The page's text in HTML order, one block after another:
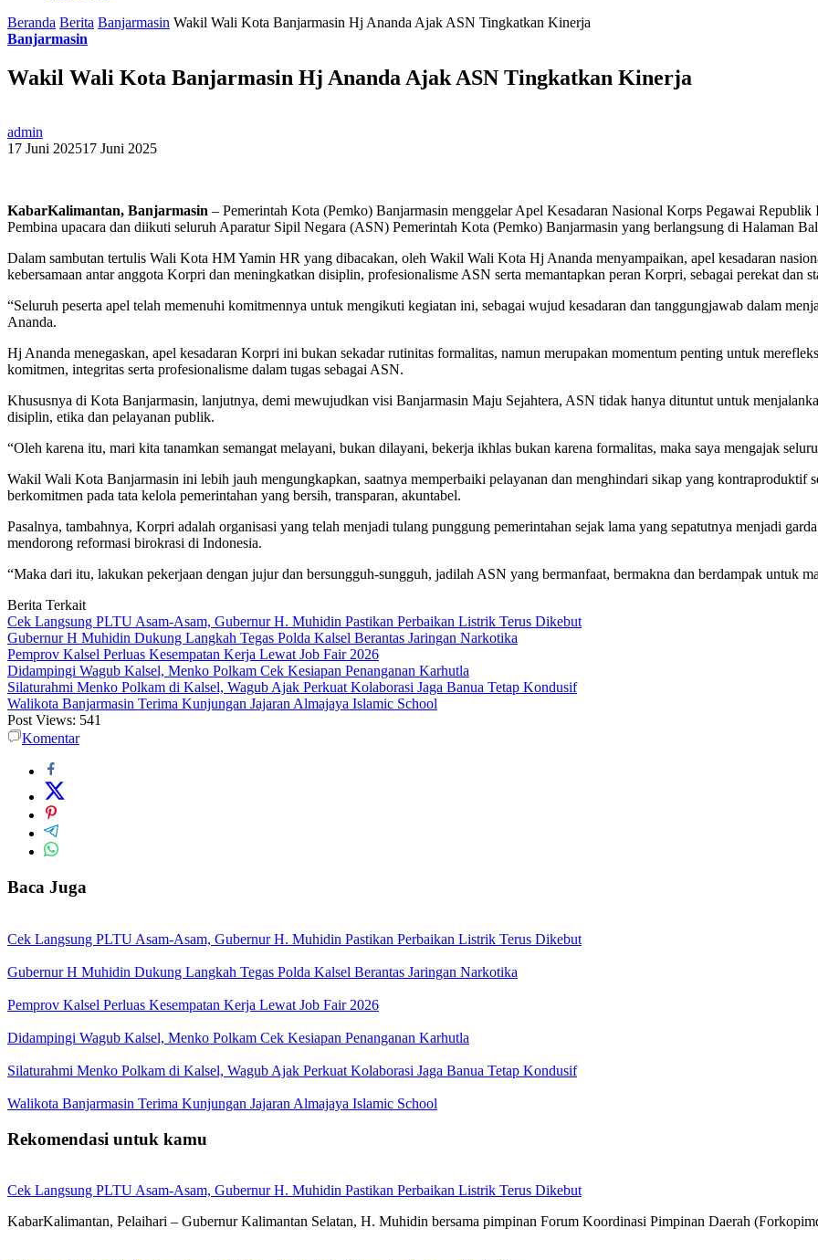
Beranda Berita Banjarmasin Wakil Wali Kota Banjarmasin Hj Ananda Ajak ASN Tingkatkan Kinerja
Banjarmasin
Wakil Wali Kota Banjarmasin Hj Ananda Ajak ASN Tingkatkan Kinerja
admin
17 Juni 202517 Juni 2025
KabarKalimantan, Banjarmasin – Pemerintah Kota (Pemko) Banjarmasin menggelar Apel Kesadaran Nasional Korps Pegawai
Pembina upacara dan diikuti seluruh Aparatur Sipil Negara (ASN) Pemerintah Kota (Pemko) Banjarmasin yang berlangsung di Halaman
Dalam sambutan tertulis Wali Kota HM Yamin HR yang dibacakan, oleh Wakil Wali Kota Hj Ananda menyampaikan, apel kesadaran
kebersamaan antar anggota Korpri dan meningkatkan disiplin, profesionalisme ASN serta memantapkan peran Korpri, sebagai perekat dan
“Seluruh peserta apel telah memenuhi komitmennya untuk mengikuti kegiatan ini, sebagai wujud kesadaran dan tanggungjawab dalam
Ananda.
Hj Ananda menegaskan, apel kesadaran Korpri ini bukan sekadar rutinitas formalitas, namun merupakan momentum penting untuk
komitmen, integritas serta profesionalisme dalam tugas sebagai ASN.
Khususnya di Kota Banjarmasin, lanjutnya, demi mewujudkan visi Banjarmasin Maju Sejahtera, ASN tidak hanya dituntut untuk
disiplin, etika dan pelayanan publik.
“Oleh karena itu, mari kita tanamkan semangat melayani, bukan dilayani, bekerja ikhlas bukan karena formalitas, maka saya mengajak
Wakil Wali Kota Banjarmasin ini lebih jauh mengungkapkan, saatnya memperbaiki pelayanan dan menghindari sikap yang kontraproduktif
berkomitmen pada tata kelola pemerintahan yang bersih, transparan, akuntabel.
Pasalnya, tambahnya, Korpri adalah organisasi yang telah menjadi tulang punggung pemerintahan sejak lama yang sepatutnya menjadi
mendorong reformasi birokrasi di Indonesia.
“Maka dari itu, lakukan pekerjaan dengan jujur dan bersungguh-sungguh, jadilah ASN yang bermanfaat, bermakna dan berdampak untuk
Berita Terkait
Cek Langsung PLTU Asam-Asam, Gubernur H. Muhidin Pastikan Perbaikan Listrik Terus Dikebut
Gubernur H Muhidin Dukung Langkah Tegas Polda Kalsel Berantas Jaringan Narkotika
Pemprov Kalsel Perluas Kesempatan Kerja Lewat Job Fair 2026
Didampingi Wagub Kalsel, Menko Polkam Cek Kesiapan Penanganan Karhutla
Silaturahmi Menko Polkam di Kalsel, Wagub Ajak Perkuat Kolaborasi Jaga Banua Tetap Kondusif
Walikota Banjarmasin Terima Kunjungan Jajaran Almajaya Islamic School
Post Views: 541
Komentar
Baca Juga
Cek Langsung PLTU Asam-Asam, Gubernur H. Muhidin Pastikan Perbaikan Listrik Terus Dikebut
Gubernur H Muhidin Dukung Langkah Tegas Polda Kalsel Berantas Jaringan Narkotika
Pemprov Kalsel Perluas Kesempatan Kerja Lewat Job Fair 2026
Didampingi Wagub Kalsel, Menko Polkam Cek Kesiapan Penanganan Karhutla
Silaturahmi Menko Polkam di Kalsel, Wagub Ajak Perkuat Kolaborasi Jaga Banua Tetap Kondusif
Walikota Banjarmasin Terima Kunjungan Jajaran Almajaya Islamic School
Rekomendasi untuk kamu
Cek Langsung PLTU Asam-Asam, Gubernur H. Muhidin Pastikan Perbaikan Listrik Terus Dikebut
KabarKalimantan, Pelaihari – Gubernur Kalimantan Selatan, H. Muhidin bersama pimpinan Forum Koordinasi Pimpinan Daerah